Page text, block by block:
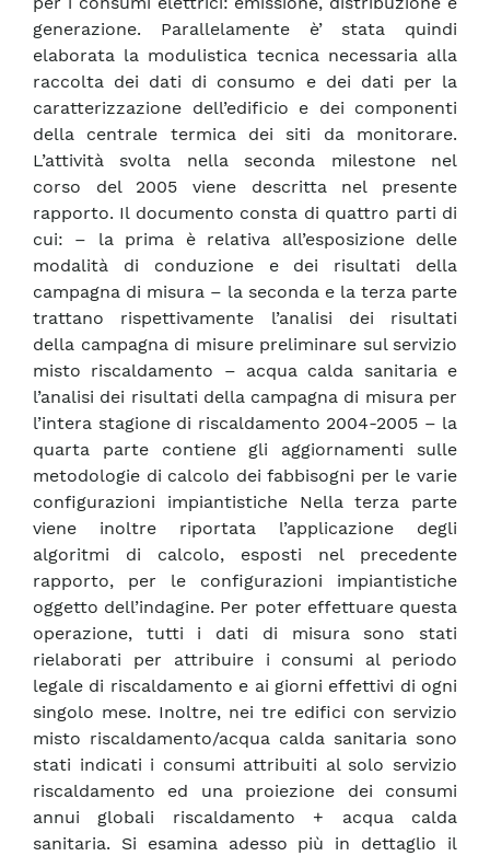
generazione. Parallelamente è’ stata quindi
elaborata la modulistica tecnica necessaria alla
raccolta dei dati di consumo e dei dati per la
caratterizzazione dell’edificio e dei componenti
della centrale termica dei siti da monitorare.
L’attività svolta nella seconda milestone nel
corso del 2005 viene descritta nel presente
rapporto. Il documento consta di quattro parti di
cui: – la prima è relativa all’esposizione delle
modalità di conduzione e dei risultati della
campagna di misura – la seconda e la terza parte
trattano rispettivamente l’analisi dei risultati
della campagna di misure preliminare sul servizio
misto riscaldamento – acqua calda sanitaria e
l’analisi dei risultati della campagna di misura per
l’intera stagione di riscaldamento 2004-2005 – la
quarta parte contiene gli aggiornamenti sulle
metodologie di calcolo dei fabbisogni per le varie
configurazioni impiantistiche Nella terza parte
viene inoltre riportata l’applicazione degli
algoritmi di calcolo, esposti nel precedente
rapporto, per le configurazioni impiantistiche
oggetto dell’indagine. Per poter effettuare questa
operazione, tutti i dati di misura sono stati
rielaborati per attribuire i consumi al periodo
legale di riscaldamento e ai giorni effettivi di ogni
singolo mese. Inoltre, nei tre edifici con servizio
misto riscaldamento/acqua calda sanitaria sono
stati indicati i consumi attribuiti al solo servizio
riscaldamento ed una proiezione dei consumi
annui globali riscaldamento + acqua calda
sanitaria. Si esamina adesso più in dettaglio il